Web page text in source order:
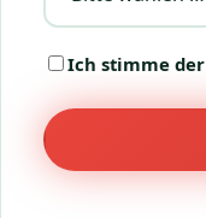
Ich stimme der